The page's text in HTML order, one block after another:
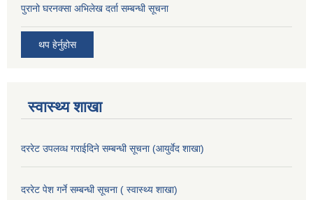
पुरानो घरनक्सा अभिलेख दर्ता सम्बन्धी सूचना
थप हेर्नुहोस
स्वास्थ्य शाखा
दररेट उपलव्ध गराईदिने सम्बन्धी सूचना (आयुर्वेद शाखा)
दररेट पेश गर्ने सम्बन्धी सूचना ( स्वास्थ्य शाखा)